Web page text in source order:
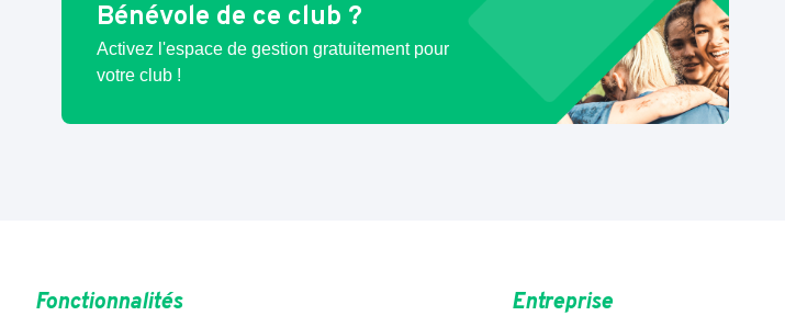
Bénévole de ce club ?
Activez l'espace de gestion gratuitement pour
votre club !
Fonctionnalités Entreprise